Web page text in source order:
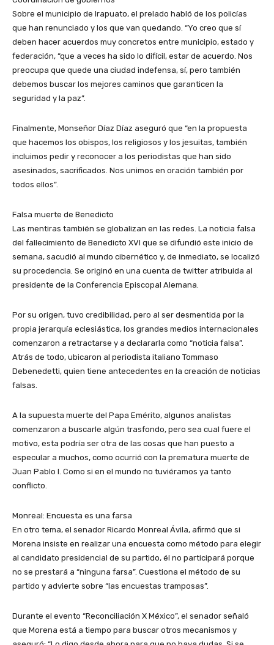
Sobre el municipio de Irapuato, el prelado habló de los policías
que han renunciado y los que van quedando. “Yo creo que sí
deben hacer acuerdos muy concretos entre municipio, estado y
federación, “que a veces ha sido lo difícil, estar de acuerdo. Nos
preocupa que quede una ciudad indefensa, sí, pero también
debemos buscar los mejores caminos que garanticen la
seguridad y la paz”.
Finalmente, Monseñor Díaz Díaz aseguró que “en la propuesta
que hacemos los obispos, los religiosos y los jesuitas, también
incluimos pedir y reconocer a los periodistas que han sido
asesinados, sacrificados. Nos unimos en oración también por
todos ellos”.
Falsa muerte de Benedicto
Las mentiras también se globalizan en las redes. La noticia falsa
del fallecimiento de Benedicto XVI que se difundió este inicio de
semana, sacudió al mundo cibernético y, de inmediato, se localizó
su procedencia. Se originó en una cuenta de twitter atribuida al
presidente de la Conferencia Episcopal Alemana.
Por su origen, tuvo credibilidad, pero al ser desmentida por la
propia jerarquía eclesiástica, los grandes medios internacionales
comenzaron a retractarse y a declararla como “noticia falsa”.
Atrás de todo, ubicaron al periodista italiano Tommaso
Debenedetti, quien tiene antecedentes en la creación de noticias
falsas.
A la supuesta muerte del Papa Emérito, algunos analistas
comenzaron a buscarle algún trasfondo, pero sea cual fuere el
motivo, esta podría ser otra de las cosas que han puesto a
especular a muchos, como ocurrió con la prematura muerte de
Juan Pablo I. Como si en el mundo no tuviéramos ya tanto
conflicto.
Monreal: Encuesta es una farsa
En otro tema, el senador Ricardo Monreal Ávila, afirmó que si
Morena insiste en realizar una encuesta como método para elegir
al candidato presidencial de su partido, él no participará porque
no se prestará a “ninguna farsa”. Cuestiona el método de su
partido y advierte sobre “las encuestas tramposas”.
Durante el evento “Reconciliación X México”, el senador señaló
que Morena está a tiempo para buscar otros mecanismos y